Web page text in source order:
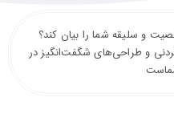
و سلیقه شما را بیان کند؟
و طراحی‌های شگفت‌انگیز در